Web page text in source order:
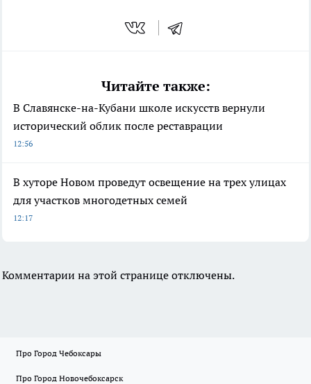
Читайте также:
В Славянске-на-Кубани школе искусств вернули
исторический облик после реставрации
12:56
В хуторе Новом проведут освещение на трех улицах
для участков многодетных семей
12:17
Комментарии на этой странице отключены.
Про Город Чебоксары
Про Город Новочебоксарск